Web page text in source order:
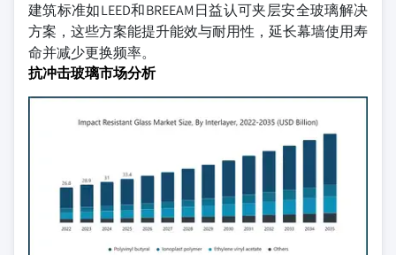
建筑标准如LEED和BREEAM日益认可夹层安全玻璃解决
方案，这些方案能提升能效与耐用性，延长幕墙使用寿
命并减少更换频率。
抗冲击玻璃市场分析